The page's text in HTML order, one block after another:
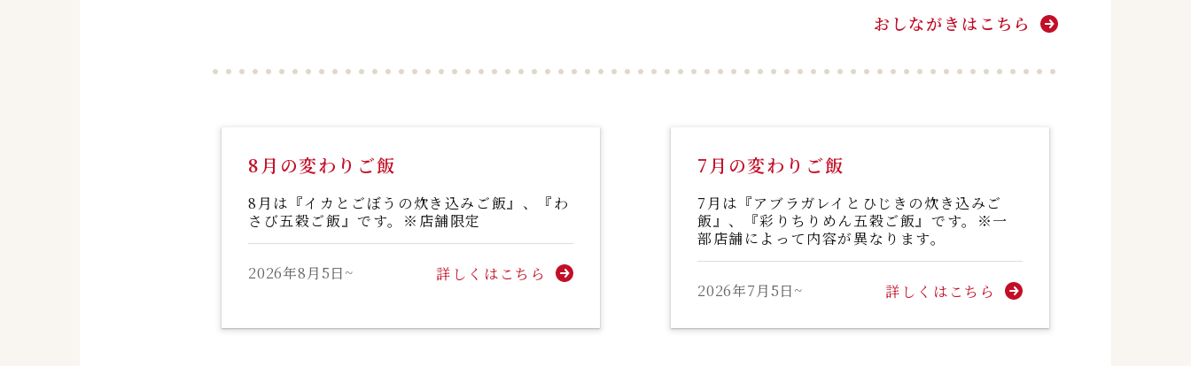
おしながきはこちら
8月の変わりご飯
8月は『イカとごぼうの炊き込みご飯』、『わ
さび五穀ご飯』です。※店舗限定
2026年8月5日~ 詳しくはこちら
7月の変わりご飯
7月は『アブラガレイとひじきの炊き込みご
飯』、『彩りちりめん五穀ご飯』です。※一
部店舗によって内容が異なります。
2026年7月5日~ 詳しくはこちら